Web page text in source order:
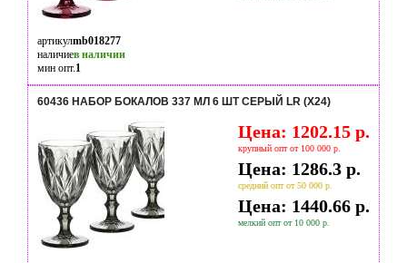
артикулmb018277
наличиев наличии
мин опт.1
60436 НАБОР БОКАЛОВ 337 МЛ 6 ШТ СЕРЫЙ LR (Х24)
Цена: 1202.15 р.
крупный опт от 100 000 р.
Цена: 1286.3 р.
средний опт от 50 000 р.
Цена: 1440.66 р.
мелкий опт от 10 000 р.